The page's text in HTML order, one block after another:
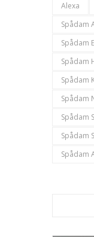
Alexa
Spådam
Spådam
Spådam
Spådam
Spådam
Spådam
Spådam
Spådam